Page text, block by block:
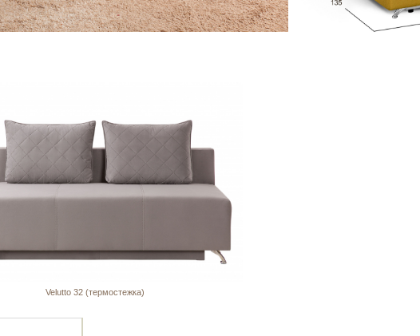
Velutto 32 (термостежка)